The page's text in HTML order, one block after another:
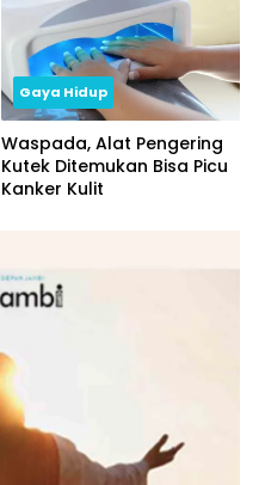
Gaya Hidup
Waspada, Alat Pengering
Kutek Ditemukan Bisa Picu
Kanker Kulit